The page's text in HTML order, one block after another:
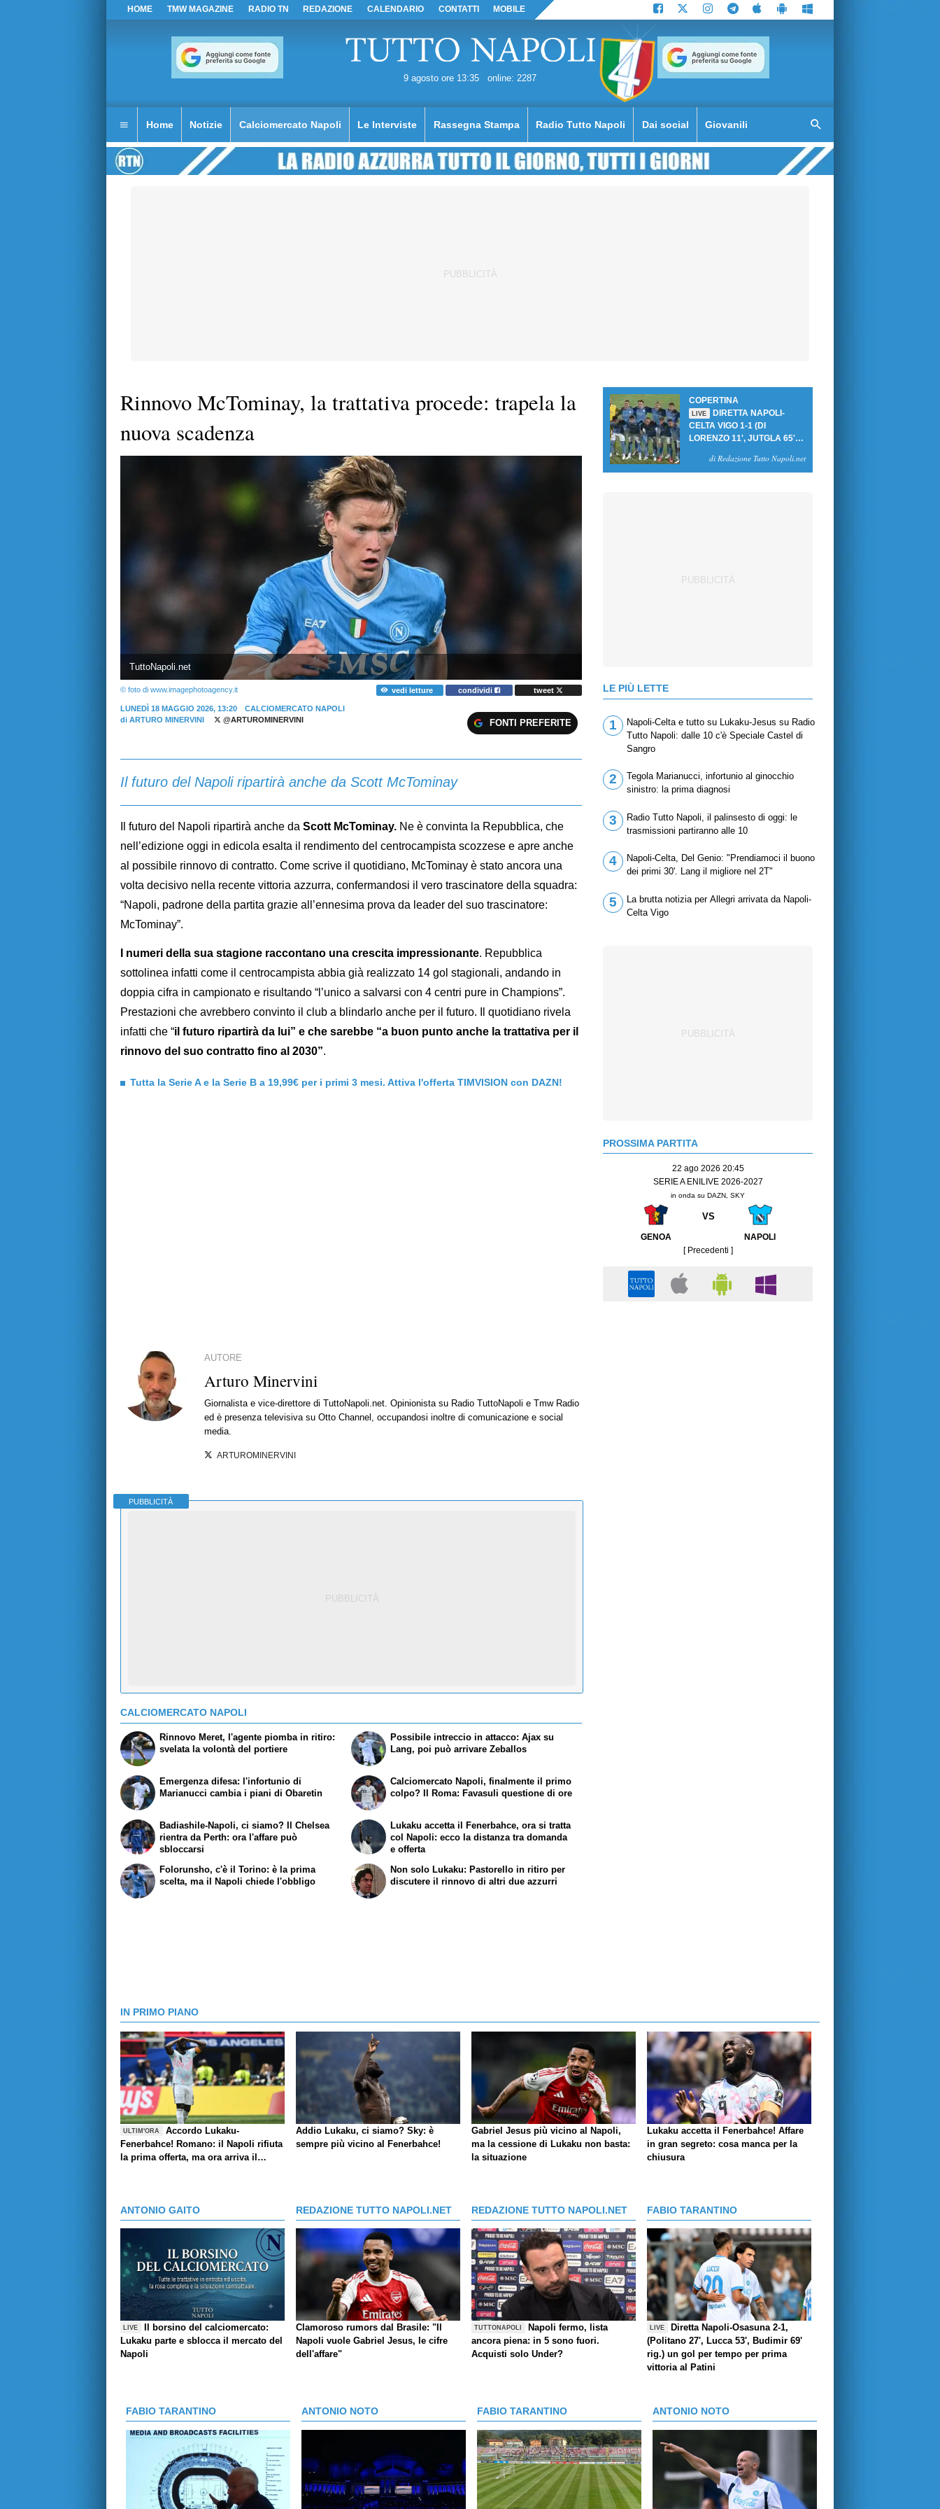
HOME TMW MAGAZINE RADIO TN REDAZIONE CALENDARIO CONTATTI MOBILE
9 agosto ore 13:35 online: 2287
Home Notizie Calciomercato Napoli Le Interviste Rassegna Stampa Radio Tutto Napoli Dai social Giovanili
Rinnovo McTominay, la trattativa procede: trapela la
nuova scadenza
TuttoNapoli.net
© foto di www.imagephotoagency.it vedi letture condividi tweet
LUNEDÌ 18 MAGGIO 2026, 13:20
CALCIOMERCATO NAPOLI
di ARTURO MINERVINI @ARTUROMINERVINI FONTI PREFERITE
Il futuro del Napoli ripartirà anche da Scott McTominay
Il futuro del Napoli ripartirà anche da Scott McTominay. Ne è convinta la Repubblica, che
nell’edizione oggi in edicola esalta il rendimento del centrocampista scozzese e apre anche
al possibile rinnovo di contratto. Come scrive il quotidiano, McTominay è stato ancora una
volta decisivo nella recente vittoria azzurra, confermandosi il vero trascinatore della squadra:
“Napoli, padrone della partita grazie all’ennesima prova da leader del suo trascinatore:
McTominay”.
I numeri della sua stagione raccontano una crescita impressionante. Repubblica
sottolinea infatti come il centrocampista abbia già realizzato 14 gol stagionali, andando in
doppia cifra in campionato e risultando “l’unico a salvarsi con 4 centri pure in Champions”.
Prestazioni che avrebbero convinto il club a blindarlo anche per il futuro. Il quotidiano rivela
infatti che “il futuro ripartirà da lui” e che sarebbe “a buon punto anche la trattativa per il
rinnovo del suo contratto fino al 2030”.
Tutta la Serie A e la Serie B a 19,99€ per i primi 3 mesi. Attiva l'offerta TIMVISION con DAZN!
AUTORE
Arturo Minervini
Giornalista e vice-direttore di TuttoNapoli.net. Opinionista su Radio TuttoNapoli e Tmw Radio
ed è presenza televisiva su Otto Channel, occupandosi inoltre di comunicazione e social
media.
ARTUROMINERVINI
PUBBLICITÀ
CALCIOMERCATO NAPOLI
Rinnovo Meret, l'agente piomba in ritiro:
svelata la volontà del portiere
Emergenza difesa: l'infortunio di
Marianucci cambia i piani di Obaretin
Possibile intreccio in attacco: Ajax su
Lang, poi può arrivare Zeballos
Calciomercato Napoli, finalmente il primo
colpo?
Il Roma: Favasuli questione di ore
Badiashile-Napoli, ci siamo? Il Chelsea
rientra da Perth: ora l'affare può
sbloccarsi
Folorunsho, c'è il Torino: è la prima
scelta, ma il Napoli chiede l'obbligo
Lukaku accetta il Fenerbahce, ora si tratta
col Napoli: ecco la distanza tra domanda
e offerta
Non solo Lukaku: Pastorello in ritiro per
discutere il rinnovo di altri due azzurri
COPERTINA
LIVE
DIRETTA NAPOLI-
CELTA VIGO 1-1 (DI
LORENZO 11', JUTGLA 65'):
BRUYNE NEGA LA
di Redazione Tutto Napoli.net
LE PIÙ LETTE
1
Napoli-Celta e tutto su Lukaku-Jesus su Radio
Tutto Napoli: dalle 10 c'è Speciale Castel di
Sangro
2
Tegola Marianucci, infortunio al ginocchio
sinistro: la prima diagnosi
3
Radio Tutto Napoli, il palinsesto di oggi: le
trasmissioni partiranno alle 10
4
Napoli-Celta, Del Genio: "Prendiamoci il buono
dei primi 30'. Lang il migliore nel 2T"
5
La brutta notizia per Allegri arrivata da Napoli-
Celta Vigo
PROSSIMA PARTITA
22 ago 2026 20:45
SERIE A ENILIVE 2026-2027
in onda su DAZN, SKY
VS
GENOA
NAPOLI
[ Precedenti ]
IN PRIMO PIANO
ULTIM'ORA
Accordo Lukaku-
Fenerbahce! Romano: il Napoli rifiuta
la prima offerta, ma ora arriva il
Addio Lukaku, ci siamo? Sky: è
sempre più vicino al Fenerbahce!
Gabriel Jesus più vicino al Napoli,
ma la cessione di Lukaku non basta:
la situazione
Lukaku accetta il Fenerbahce! Affare
in gran segreto: cosa manca per la
chiusura
ANTONIO GAITO
LIVE
Il borsino del calciomercato:
Lukaku parte e sblocca il mercato del
Napoli
REDAZIONE TUTTO NAPOLI.NET
Clamoroso rumors dal Brasile: "Il
Napoli vuole Gabriel Jesus, le cifre
dell'affare"
REDAZIONE TUTTO NAPOLI.NET
TUTTONAPOLI
Napoli fermo, lista
ancora piena: in 5 sono fuori.
Acquisti solo Under?
FABIO TARANTINO
LIVE
Diretta Napoli-Osasuna 2-1,
(Politano 27', Lucca 53', Budimir 69'
rig.) un gol per tempo per prima
vittoria al Patini
FABIO TARANTINO ANTONIO NOTO FABIO TARANTINO ANTONIO NOTO